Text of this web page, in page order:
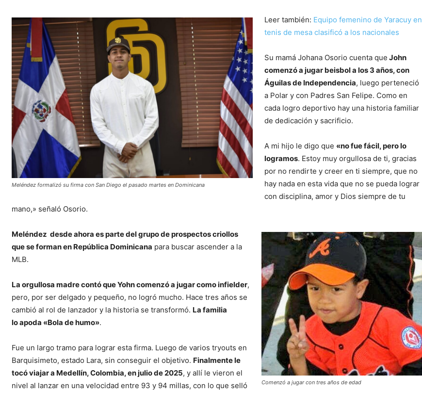
Meléndez formalizó su firma con San Diego el pasado martes en Dominicana
Leer también: Equipo femenino de Yaracuy en
tenis de mesa clasificó a los nacionales
Su mamá Johana Osorio cuenta que John
comenzó a jugar beisbol a los 3 años, con
Águilas de Independencia, luego perteneció
a Polar y con Padres San Felipe. Como en
cada logro deportivo hay una historia familiar
de dedicación y sacrificio.
A mi hijo le digo que «no fue fácil, pero lo
logramos. Estoy muy orgullosa de ti, gracias
por no rendirte y creer en ti siempre, que no
hay nada en esta vida que no se pueda lograr
con disciplina, amor y Dios siempre de tu
mano,» señaló Osorio.
Comenzó a jugar con tres años de edad
Meléndez desde ahora es parte del grupo de prospectos criollos
que se forman en República Dominicana para buscar ascender a la
MLB.
La orgullosa madre contó que Yohn comenzó a jugar como infielder,
pero, por ser delgado y pequeño, no logró mucho. Hace tres años se
cambió al rol de lanzador y la historia se transformó. La familia
lo apoda «Bola de humo».
Fue un largo tramo para lograr esta firma. Luego de varios tryouts en
Barquisimeto, estado Lara, sin conseguir el objetivo. Finalmente le
tocó viajar a Medellín, Colombia, en julio de 2025, y allí le vieron el
nivel al lanzar en una velocidad entre 93 y 94 millas, con lo que selló